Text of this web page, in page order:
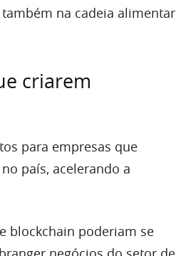
na cadeia alimentar
criarem
para empresas que
país, acelerando a
blockchain poderiam se